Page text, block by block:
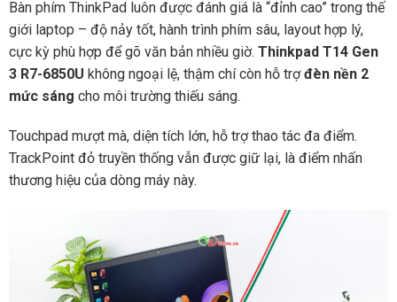
Bàn phím ThinkPad luôn được đánh giá là “đỉnh cao” trong thế
giới laptop – độ nảy tốt, hành trình phím sâu, layout hợp lý,
cực kỳ phù hợp để gõ văn bản nhiều giờ. Thinkpad T14 Gen
3 R7-6850U không ngoại lệ, thậm chí còn hỗ trợđèn nền 2
mức sáng cho môi trường thiếu sáng.
Touchpad mượt mà, diện tích lớn, hỗ trợ thao tác đa điểm.
TrackPoint đỏ truyền thống vẫn được giữ lại, là điểm nhấn
thương hiệu của dòng máy này.